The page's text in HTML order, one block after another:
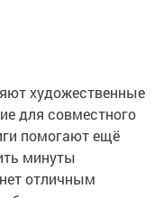
художественные
для совместного
помогают ещё
минуты
отличным